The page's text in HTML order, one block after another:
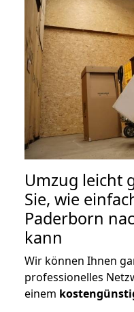
Umzug leicht
Sie, wie
Paderborn
kann
Wir können Ihnen
professionelles
einem